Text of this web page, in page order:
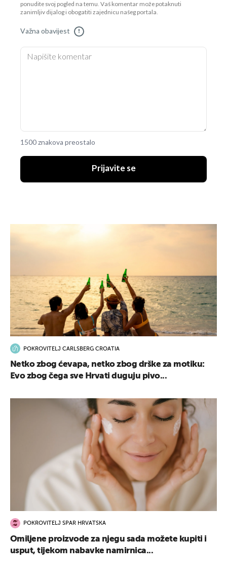
ponudite svoj pogled na temu. Vaš komentar može potaknuti
zanimljiv dijalog i obogatiti zajednicu našeg portala.
Važna obavijest !
1500 znakova preostalo
Prijavite se
POKROVITELJ CARLSBERG CROATIA
Netko zbog ćevapa, netko zbog drške za motiku:
Evo zbog čega sve Hrvati duguju pivo...
POKROVITELJ SPAR HRVATSKA
Omiljene proizvode za njegu sada možete kupiti i
usput, tijekom nabavke namirnica...